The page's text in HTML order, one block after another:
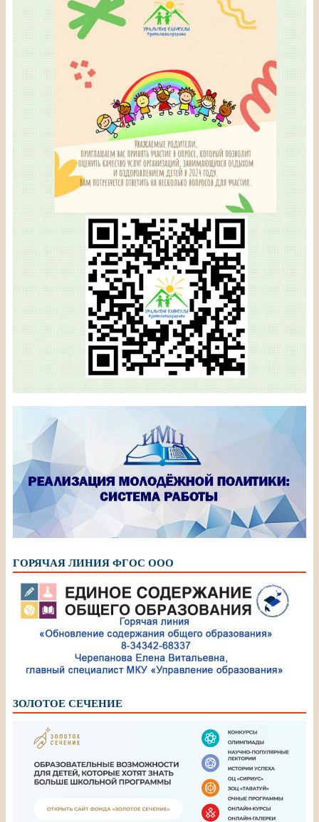
ГОРЯЧАЯ ЛИНИЯ ФГОС ООО
ЗОЛОТОЕ СЕЧЕНИЕ